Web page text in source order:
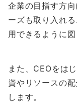
企業の目指す方
ーズも取り入れ
用できるように図
また、CEOをは
資やリソースの
します。